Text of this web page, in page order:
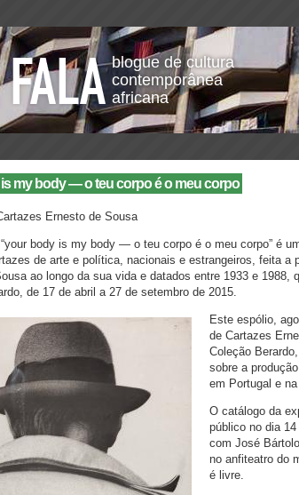
blogue de cultura
contemporânea
africana
my body — o teu corpo é o meu corpo
Ernesto de Sousa
body is my body — o teu corpo é o meu corpo” é
de arte e política, nacionais e estrangeiros, feita a
ao longo da sua vida e datados entre 1933 e 1988,
de 17 de abril a 27 de setembro de 2015.
Este espólio,
de Cartazes
Coleção
sobre a
em Portugal e
O catálogo da
público no dia
com José
no anfiteatro do
é livre.